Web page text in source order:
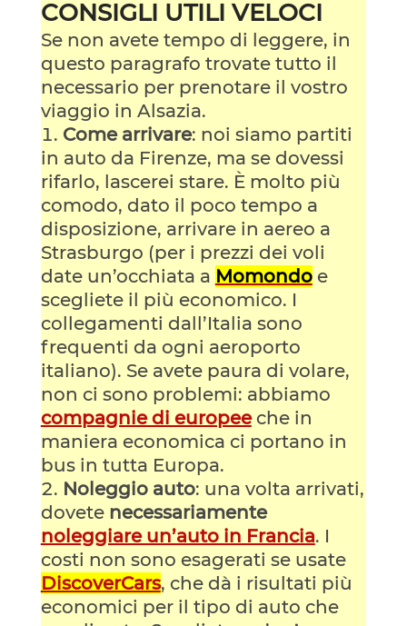
CONSIGLI UTILI VELOCI
Se non avete tempo di leggere, in
questo paragrafo trovate tutto il
necessario per prenotare il vostro
viaggio in Alsazia.
Come arrivare: noi siamo partiti
in auto da Firenze, ma se dovessi
rifarlo, lascerei stare. È molto più
comodo, dato il poco tempo a
disposizione, arrivare in aereo a
Strasburgo (per i prezzi dei voli
date un’occhiata a Momondoe
scegliete il più economico. I
collegamenti dall’Italia sono
frequenti da ogni aeroporto
italiano). Se avete paura di volare,
non ci sono problemi: abbiamo
compagnie di europeeche in
maniera economica ci portano in
bus in tutta Europa.
Noleggio auto: una volta arrivati,
dovete necessariamente
noleggiare un’auto in Francia. I
costi non sono esagerati se usate
DiscoverCars, che dà i risultati più
economici per il tipo di auto che